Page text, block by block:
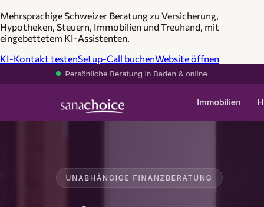
Mehrsprachige Schweizer Beratung zu Versicherung,
Hypotheken, Steuern, Immobilien und Treuhand, mit
eingebettetem KI-Assistenten.
KI-Kontakt testenSetup-Call buchenWebsite öffnen